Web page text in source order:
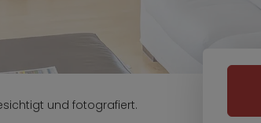
und fotografiert.